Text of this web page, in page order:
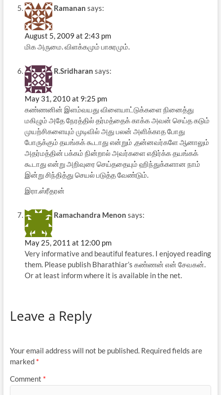
Ramanan says:
August 5, 2009 at 2:43 pm
மிக அருமை. விளக்கமும் பாசுரமும்.
R.Sridharan says:
May 31, 2010 at 9:25 pm
கண்ணனின் இளம்வயது விளையாட்டுக்களை நினைத்து
மகிழும் அதே நேரத்தில் தர்மத்தைக் காக்க அவன் செய்த கடும்
முயற்சிகளையும் முடிவில் அது பலன் அளிக்காத போது
போருக்கும் தயங்கக் கூடாது என்றும் ,தன்னவர்களே ஆனாலும்
அதர்மத்தின் பக்கம் நின்றால் அவர்களை எதிர்க்க தயங்கக்
கூடாது என்று அறிவுரை செய்ததையும் ஹிந்துக்களான நாம்
இன்று சிந்தித்து செயல் படுத்த வேண்டும்.
இரா.ஸ்ரீதரன்
Ramachandra Menon says:
May 25, 2011 at 12:00 pm
Very informative and beautiful features. I enjoyed reading
them. Please publish Bharathiar’s கண்ணன் என் சேவகன்.
Or at least inform where it is available in the net.
Leave a Reply
Your email address will not be published. Required fields are
marked *
Comment *